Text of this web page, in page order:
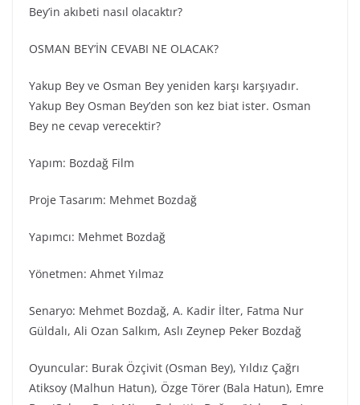
Bey’in akıbeti nasıl olacaktır?
OSMAN BEY’İN CEVABI NE OLACAK?
Yakup Bey ve Osman Bey yeniden karşı karşıyadır.
Yakup Bey Osman Bey’den son kez biat ister. Osman
Bey ne cevap verecektir?
Yapım: Bozdağ Fi̇lm
Proje Tasarım: Mehmet Bozdağ
Yapımcı: Mehmet Bozdağ
Yönetmen: Ahmet Yılmaz
Senaryo: Mehmet Bozdağ, A. Kadir İlter, Fatma Nur
Güldalı, Ali Ozan Salkım, Aslı Zeynep Peker Bozdağ
Oyuncular: Burak Özçivit (Osman Bey), Yıldız Çağrı
Atiksoy (Malhun Hatun), Özge Törer (Bala Hatun), Emre